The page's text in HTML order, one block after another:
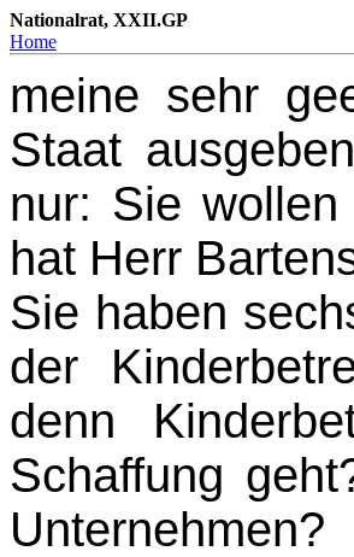
Nationalrat, XXII.GP
Home
meine sehr
Staat
nur: Sie
hat Herr
Sie haben
der
denn
Schaffung
Unternehmen?